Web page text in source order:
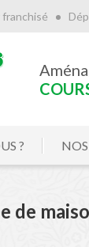
?
de